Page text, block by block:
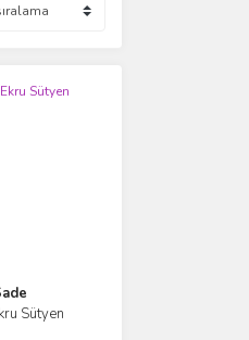
Sütyen
İncele